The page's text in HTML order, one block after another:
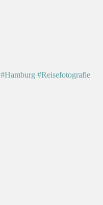
#Hamburg #Reisefotografie